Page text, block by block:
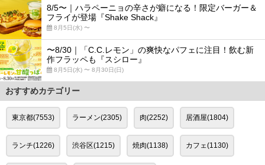
8/5〜｜ハラペーニョの辛さが癖になる！限定バーガー＆
フライが登場『Shake Shack』
8月5日(水) 〜
〜8/30｜「C.C.レモン」の爽快なパフェに注目！飲む新
作フラッペも『スシロー』
8月5日(水) 〜 8月30日(日)
おすすめカテゴリー
東京都(7553) ラーメン(2305) 肉(2252) 居酒屋(1804)
ランチ(1226) 渋谷区(1215) 焼肉(1138) カフェ(1130)